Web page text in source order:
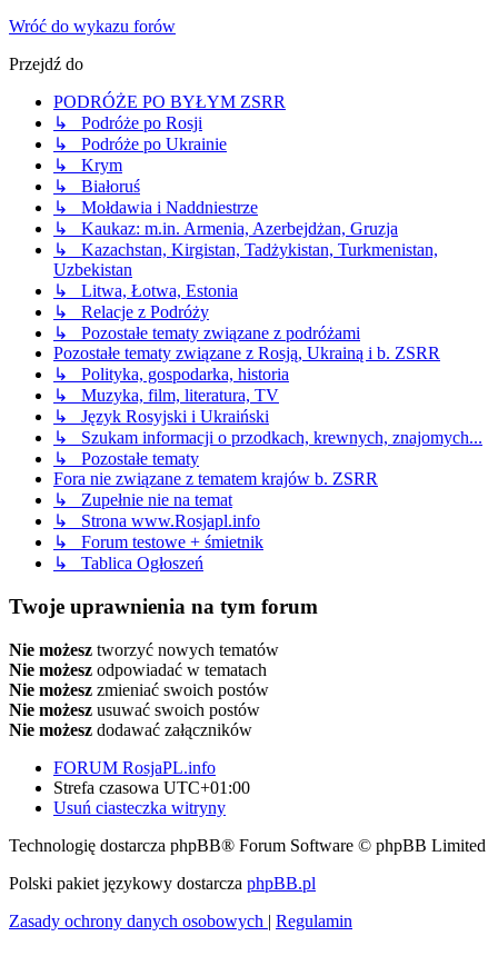
Wróć do wykazu forów
Przejdź do
PODRÓŻE PO BYŁYM ZSRR
↳ Podróże po Rosji
↳ Podróże po Ukrainie
↳ Krym
↳ Białoruś
↳ Mołdawia i Naddniestrze
↳ Kaukaz: m.in. Armenia, Azerbejdżan, Gruzja
↳ Kazachstan, Kirgistan, Tadżykistan, Turkmenistan,
Uzbekistan
↳ Litwa, Łotwa, Estonia
↳ Relacje z Podróży
↳ Pozostałe tematy związane z podróżami
Pozostałe tematy związane z Rosją, Ukrainą i b. ZSRR
↳ Polityka, gospodarka, historia
↳ Muzyka, film, literatura, TV
↳ Język Rosyjski i Ukraiński
↳ Szukam informacji o przodkach, krewnych, znajomych...
↳ Pozostałe tematy
Fora nie związane z tematem krajów b. ZSRR
↳ Zupełnie nie na temat
↳ Strona www.Rosjapl.info
↳ Forum testowe + śmietnik
↳ Tablica Ogłoszeń
Twoje uprawnienia na tym forum
Nie możesz tworzyć nowych tematów
Nie możesz odpowiadać w tematach
Nie możesz zmieniać swoich postów
Nie możesz usuwać swoich postów
Nie możesz dodawać załączników
FORUM RosjaPL.info
Strefa czasowa UTC+01:00
Usuń ciasteczka witryny
Technologię dostarcza phpBB® Forum Software © phpBB Limited
Polski pakiet językowy dostarcza phpBB.pl
Zasady ochrony danych osobowych | Regulamin